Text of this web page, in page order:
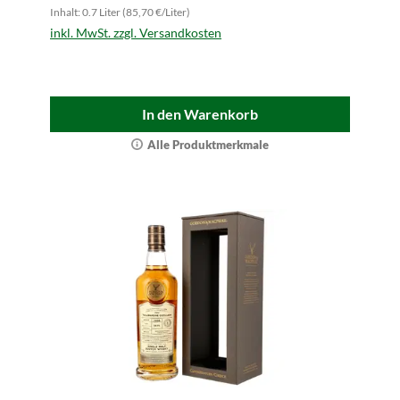
Inhalt: 0.7 Liter (85,70 €/Liter)
inkl. MwSt. zzgl. Versandkosten
In den Warenkorb
Alle Produktmerkmale